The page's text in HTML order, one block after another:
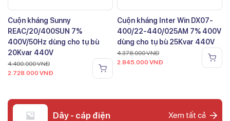
Cuộn kháng Sunny
REAC/20/400SUN 7%
400V/50Hz dùng cho tụ bù
20Kvar 440V
4.400.000VNĐ
2.728.000 VNĐ
Cuộn kháng Inter Win DX07-
400/22-440/025AM 7% 400V
dùng cho tụ bù 25Kvar 440V
4.378.000VNĐ
2.845.000 VNĐ
Dây - cáp điện Xem tất cả